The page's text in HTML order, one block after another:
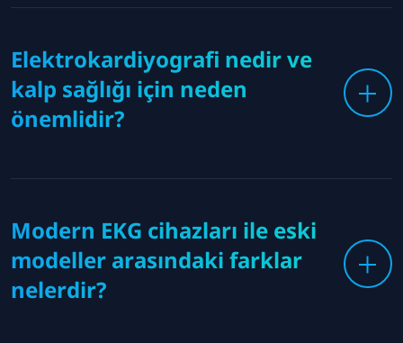
Elektrokardiyografi nedir ve
kalp sağlığı için neden
önemlidir?
Modern EKG cihazları ile eski
modeller arasındaki farklar
nelerdir?